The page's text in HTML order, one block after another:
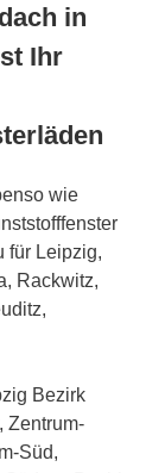
in
Ihr
wie
für Leipzig,
Rackwitz,
Bezirk
Zentrum-
Süd,